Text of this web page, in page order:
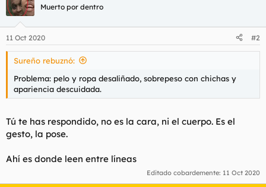
Muerto por dentro
11 Oct 2020 #2
Sureño rebuznó:
Problema: pelo y ropa desaliñado, sobrepeso con chichas y
apariencia descuidada.
Tú te has respondido, no es la cara, ni el cuerpo. Es el
gesto, la pose.
Ahí es donde leen entre líneas
Editado cobardemente: 11 Oct 2020